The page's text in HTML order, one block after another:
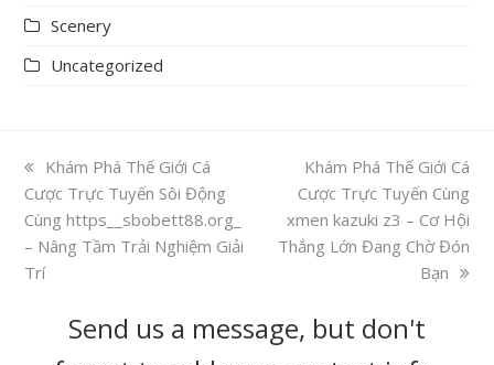
Scenery
Uncategorized
previous
post:
Khám Phá Thế Giới Cá
Cược Trực Tuyến Sôi Động
Cùng https__sbobett88.org_
– Nâng Tầm Trải Nghiệm Giải
Trí
next
post:
Khám Phá Thế Giới Cá
Cược Trực Tuyến Cùng
xmen kazuki z3 – Cơ Hội
Thắng Lớn Đang Chờ Đón
Bạn
Send us a message, but don't